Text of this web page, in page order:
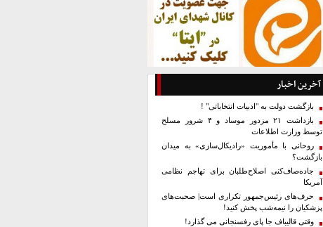
آخرین اخبار
بازگشت دولت به "ادبیات انتخاباتی" !
بازداشت ۲۱ مزدور موساد و ۴ شرور مسلح
توسط وزارت اطلاعات
روحانی با مأموریت «رادیکال‌سازی» به میدان
بازگشت؟
جاده‌صاف‌کنی اصلاح‌طلبان برای تهاجم نظامی
آمریکا
حرف‌های رئیس‌جمهور تکراری است| صحبت‌های
پزشکیان را نیمه‌شب پخش کنید!
وقتی قالیباف جا پای رفسنجانی می گذارد!